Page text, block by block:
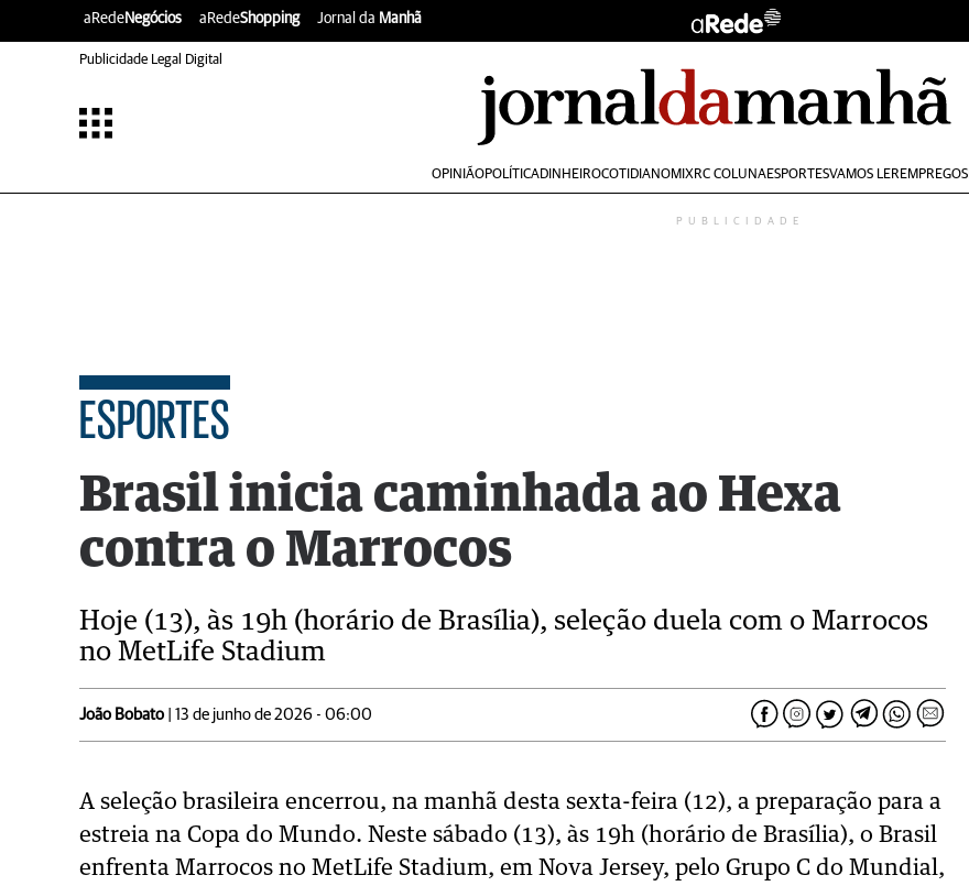
aRedeNegócios aRedeShopping Jornal da Manhã
Publicidade Legal Digital
OPINIÃOPOLÍTICADINHEIROCOTIDIANOMIXRC COLUNAESPORTESVAMOS LEREMPREGOS
PUBLICIDADE
ESPORTES
Brasil inicia caminhada ao Hexa
contra o Marrocos
Hoje (13), às 19h (horário de Brasília), seleção duela com o Marrocos
no MetLife Stadium
João Bobato | 13 de junho de 2026 - 06:00
A seleção brasileira encerrou, na manhã desta sexta-feira (12), a preparação para a
estreia na Copa do Mundo. Neste sábado (13), às 19h (horário de Brasília), o Brasil
enfrenta Marrocos no MetLife Stadium, em Nova Jersey, pelo Grupo C do Mundial,